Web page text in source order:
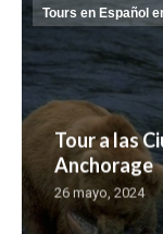
Tours en Español
Tour a las
Anchorage
26 mayo, 2024